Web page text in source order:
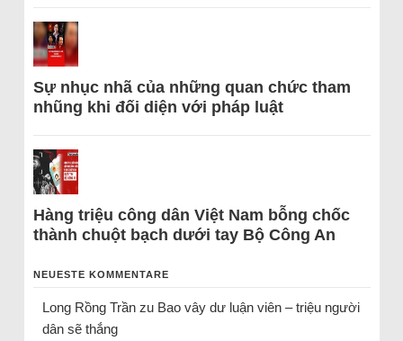
Sự nhục nhã của những quan chức tham
nhũng khi đối diện với pháp luật
Hàng triệu công dân Việt Nam bỗng chốc
thành chuột bạch dưới tay Bộ Công An
NEUESTE KOMMENTARE
Long Rồng Trầnzu Bao vây dư luận viên – triệu người
dân sẽ thắng